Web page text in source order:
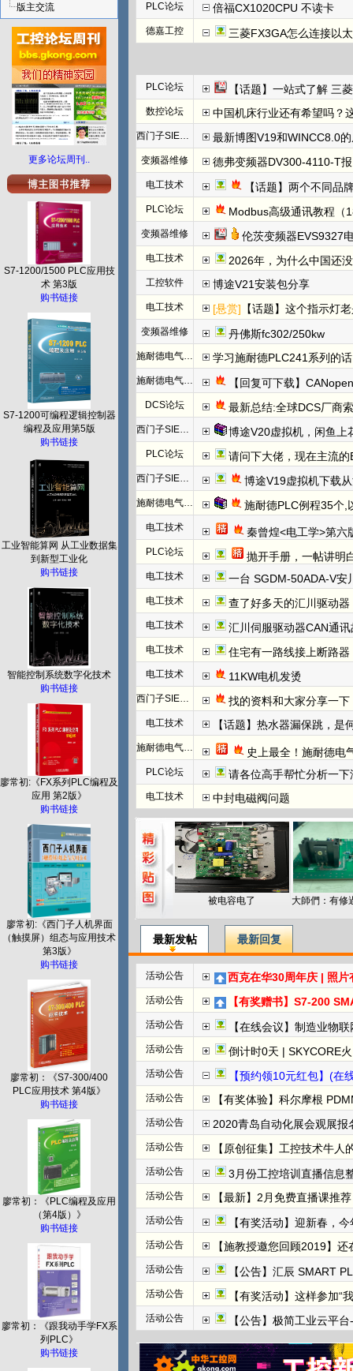
版主交流
更多论坛周刊..
S7-1200/1500 PLC应用技
术 第3版
购书链接
S7-1200可编程逻辑控制器
编程及应用第5版
购书链接
工业智能算网 从工业数据集
到新型工业化
购书链接
智能控制系统数字化技术
购书链接
廖常初:《FX系列PLC编程及
应用 第2版》
购书链接
廖常初:《西门子人机界面
（触摸屏）组态与应用技术
第3版》
购书链接
廖常初：《S7-300/400
PLC应用技术 第4版》
购书链接
廖常初：《PLC编程及应用
（第4版）》
购书链接
廖常初：《跟我动手学FX系
列PLC》
购书链接
PLC论坛 倍福CX1020CPU 不读卡
德嘉工控 三菱FX3GA怎么连接以
PLC论坛 【话题】一站式了解 三菱FX5U
数控论坛 中国机床行业还有希望吗？
西门子SIEMENS 最新博图V19和WINCC8.0
变频器维修 德弗变频器DV300-4110-T报NFF故
电工技术 【话题】两个不同品
PLC论坛 Modbus高级通讯教程（
变频器维修 伦茨变频器EVS9327
电工技术 2026年，为什么中国还
工控软件 博途V21安装包分享
电工技术 [悬赏] 【话题】这个指示灯
变频器维修 丹佛斯fc302/250kw
施耐德电气PLC 学习施耐德PLC241系列的
施耐德电气PLC 【回复可下载】
DCS论坛 最新总结:全球DCS厂商
西门子SIEMENS 博途V20虚拟机，闲鱼上
PLC论坛 请问下大佬，现在主流的
西门子SIEMENS 博途V19虚拟机下载
施耐德电气PLC 施耐德PLC例程35个,
电工技术 秦曾煌<电工学>第六
PLC论坛 抛开手册，一帖讲明白欧姆龙NC
电工技术 一台 SGDM-50ADA-V安
电工技术 查了好多天的汇川驱动
电工技术 汇川伺服驱动器CAN通讯
电工技术 住宅有一路线接上断路
电工技术 11KW电机发烫
西门子SIEMENS 找的资料和大家分享一下：西门子
电工技术 【话题】热水器漏保跳，是
施耐德电气PLC 史上最全！施耐德电
PLC论坛 请各位高手帮忙分析一下汇川（
电工技术 中封电磁阀问题
被电容电了
最新发帖 最新回复
活动公告 西克在华30周年庆 | 照片
活动公告 【有奖赠书】S7-200 SMART
活动公告 【在线会议】制造业物
活动公告 倒计时0天 | SKYCORE火山湖超级工厂全
活动公告 【预约领10元红包】(在线直播)福
活动公告 【有奖体验】科尔摩根
活动公告 2020青岛自动化展会观展报名
活动公告 【原创征集】工控技术牛
活动公告 3月份工控培训直播信息整
活动公告 【最新】2月免费直播课推
活动公告 【有奖活动】迎新春，
活动公告 【施教授邀您回顾2019】
活动公告 【公告】汇辰 SMART
活动公告 【有奖活动】这样参加“
活动公告 【公告】极简工业云平台-